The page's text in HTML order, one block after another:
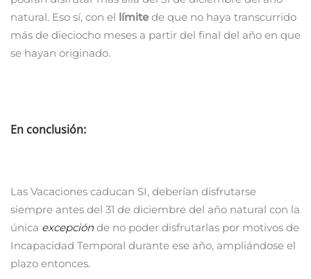
natural. Eso sí, con el límite de que no haya transcurrido
más de dieciocho meses a partir del final del año en que
se hayan originado.
En conclusión:
Las Vacaciones caducan SI, deberían disfrutarse
siempre antes del 31 de diciembre del año natural con la
única excepción de no poder disfrutarlas por motivos de
Incapacidad Temporal durante ese año, ampliándose el
plazo entonces.